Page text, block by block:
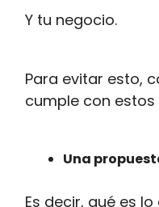
Y tu negocio.
Para evitar esto,
cumple con
Una
Es decir, qué es